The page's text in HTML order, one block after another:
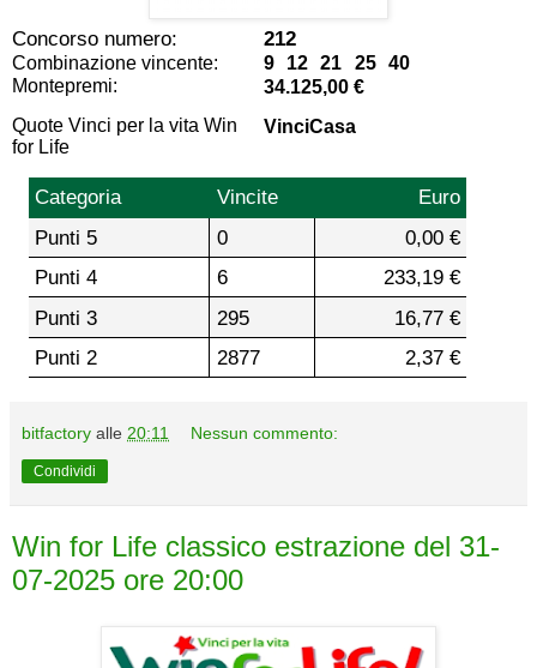
Concorso numero: 212
Combinazione vincente:
9 12 21 25 40
Montepremi:
34.125,00 €
Quote Vinci per la vita Win
for Life
VinciCasa
Categoria Vincite
Euro
Punti 5
0
0,00 €
Punti 4
6
233,19 €
Punti 3
295
16,77 €
Punti 2
2877 2,37 €
bitfactory alle 20:11 Nessun commento:
Condividi
Win for Life classico estrazione del 31-
07-2025 ore 20:00